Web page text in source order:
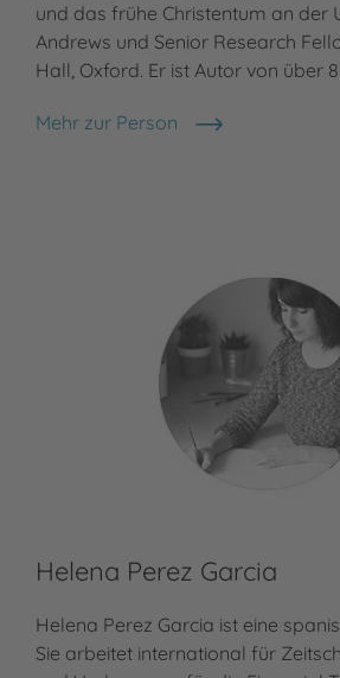
und das frühe Christentum an der
Andrews und Senior Research
Hall, Oxford. Er ist Autor von über
Mehr zur Person
Tom Wright
Helena Perez Garcia
Helena Perez Garcia ist eine
Sie arbeitet international für